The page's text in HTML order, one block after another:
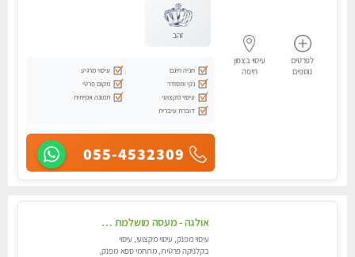
לפרטים
נוספים
עיסוי בצפון
חיפה
זהב
חניה חינם
עיסוי מרגיע
נקי ומסודר
מקום פרטי
עיסוי מקצועי
תמונה אמיתית
דוברת עיברית
055-4532309
אולגה - מעסה מושלמת חדשה בעיר ! בחיפה טל - 052-5738058
עיסוי מפנק, עיסוי מקצועי, עיסוי
בקלניקה פרטית, מתחמי ספא מפנק,